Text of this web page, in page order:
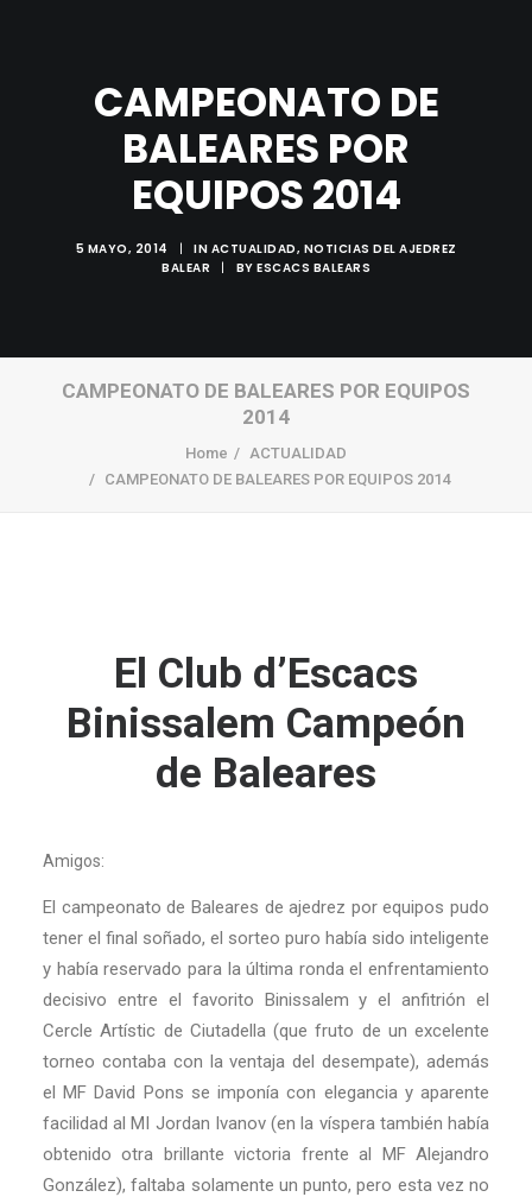
CAMPEONATO DE
BALEARES POR
EQUIPOS 2014
5 MAYO, 2014 | IN ACTUALIDAD, NOTICIAS DEL AJEDREZ
BALEAR
| BY ESCACS BALEARS
CAMPEONATO DE BALEARES POR EQUIPOS
2014
Home
ACTUALIDAD
CAMPEONATO DE BALEARES POR EQUIPOS 2014
El Club d’Escacs
Binissalem Campeón
de Baleares
Amigos:
El campeonato de Baleares de ajedrez por equipos pudo
tener el final soñado, el sorteo puro había sido inteligente
y había reservado para la última ronda el enfrentamiento
decisivo entre el favorito Binissalem y el anfitrión el
Cercle Artístic de Ciutadella (que fruto de un excelente
torneo contaba con la ventaja del desempate), además
el MF David Pons se imponía con elegancia y aparente
facilidad al MI Jordan Ivanov (en la víspera también había
obtenido otra brillante victoria frente al MF Alejandro
González), faltaba solamente un punto, pero esta vez no